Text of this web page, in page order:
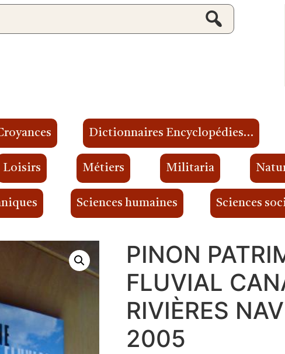
Dictionnaires Encyclopédies…
Loisirs Métiers Militaria
Sciences humaines Sciences
PINON
FLUVIAL
RIVIÈRES
2005